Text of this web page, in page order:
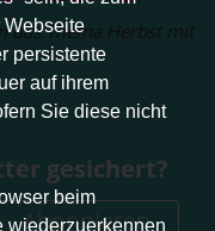
Webseite
persistente
auf ihrem
Sie diese nicht
beim
wiederzuerkennen
Thema Herbst mit
gesichert?
Abonnieren